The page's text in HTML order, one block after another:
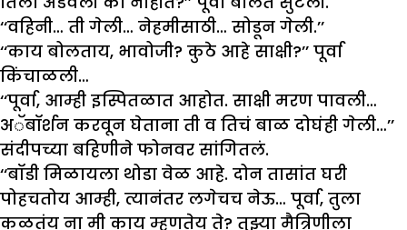
‘‘वहिनी… ती गेली… नेहमीसाठी… सोडून गेली.’’
‘‘काय बोलताय, भावोजी? कुठे आहे साक्षी?’’ पूर्वा
किंचाळली…
‘‘पूर्वा, आम्ही इस्पितळात आहोत. साक्षी मरण पावली…
अॅबॉर्शन करवून घेताना ती व तिचं बाळ दोघंही गेली…’’
संदीपच्या बहिणीने फोनवर सांगितलं.
‘‘बॉडी मिळायला थोडा वेळ आहे. दोन तासांत घरी
पोहचतोय आम्ही, त्यानंतर लगेचच नेऊ… पूर्वा, तुला
कळतंय ना मी काय म्हणतेय ते? तुझ्या मैत्रिणीला